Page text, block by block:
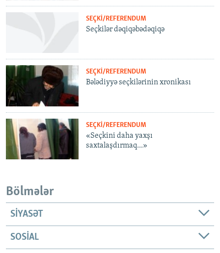
SEÇKI/REFERENDUM
Seçkilər dəqiqəbədəqiqə
SEÇKI/REFERENDUM
Bələdiyyə seçkilərinin xronikası
SEÇKI/REFERENDUM
«Seçkini daha yaxşı
saxtalaşdırmaq...»
Bölmələr
SIYASƏT
SOSIAL